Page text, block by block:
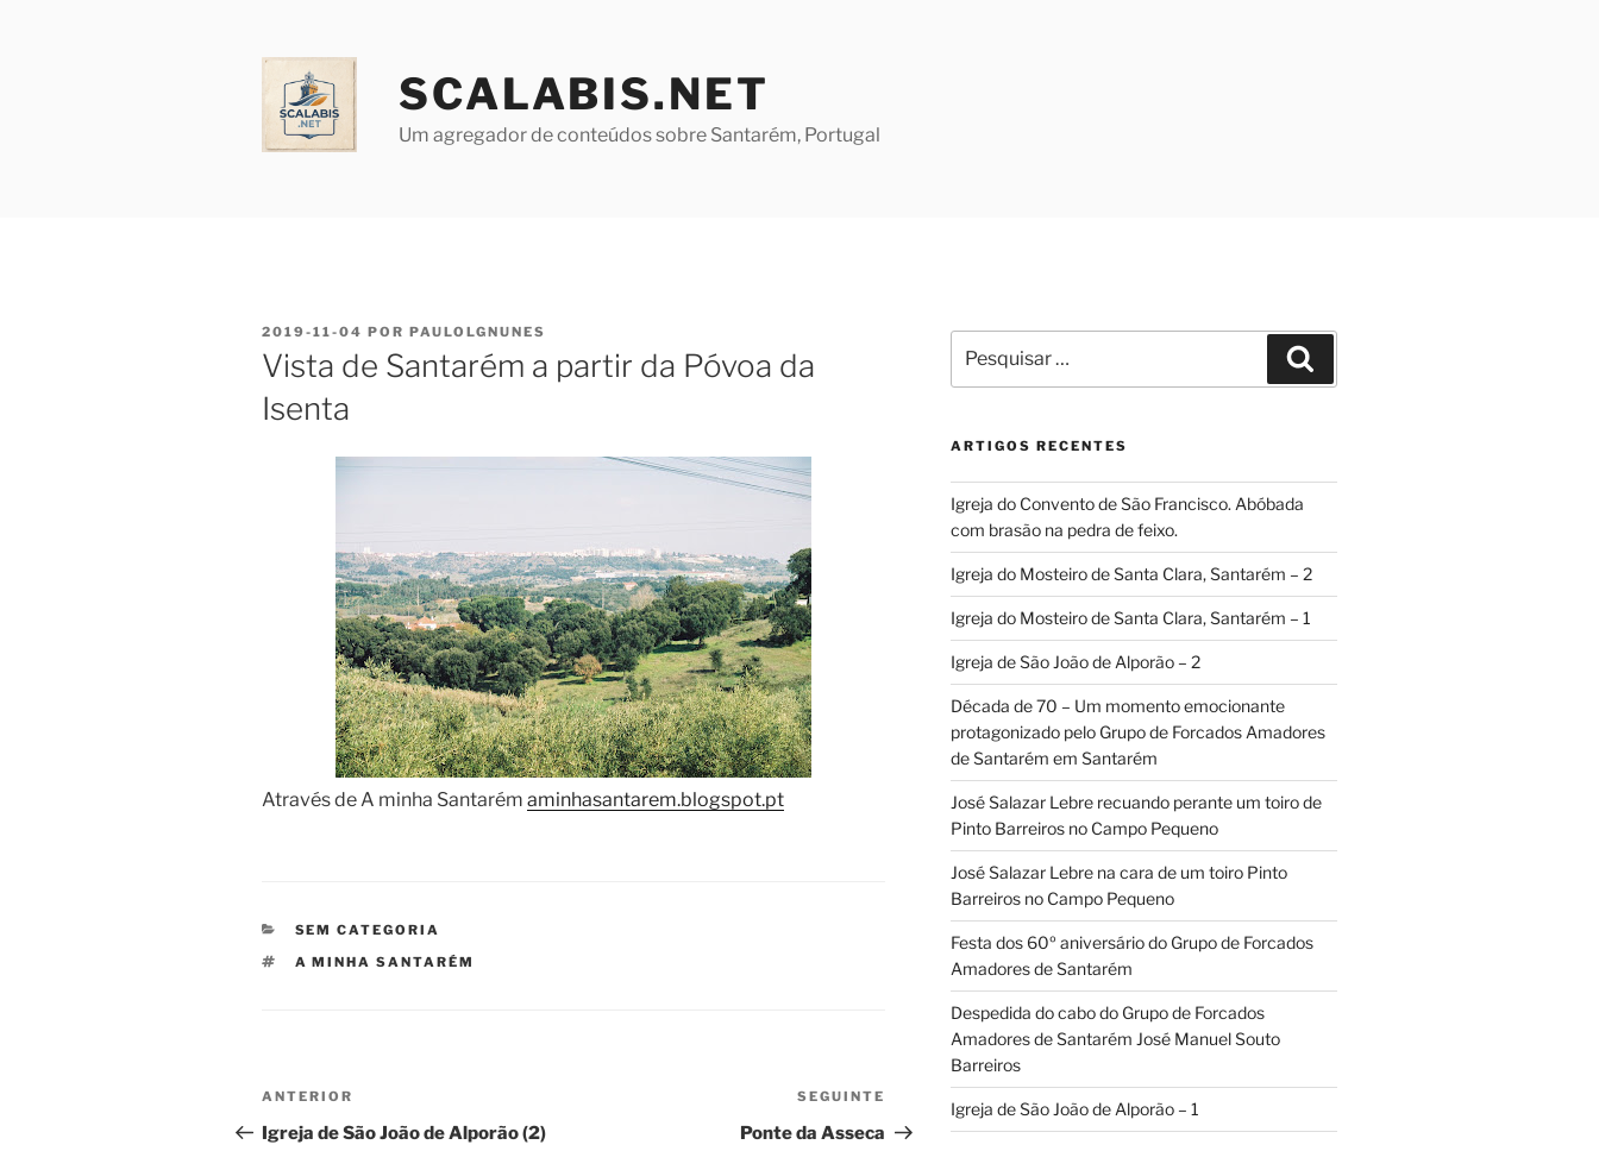
SCALABIS.NET
Um agregador de conteúdos sobre Santarém, Portugal
PUBLICADO
EM
2019-11-04 POR PAULOLGNUNES
Vista de Santarém a partir da Póvoa da
Isenta
Através de A minha Santarém aminhasantarem.blogspot.pt
CATEGORIAS
SEM CATEGORIA
ETIQUETAS
A MINHA SANTARÉM
Navegação
de
Conteúdo
anterior
ANTERIOR
Igreja de São João de Alporão (2)
Conteúdo
seguinte
SEGUINTE
Ponte da Asseca
por:
ARTIGOS RECENTES
Igreja do Convento de São Francisco. Abóbada
com brasão na pedra de feixo.
Igreja do Mosteiro de Santa Clara, Santarém – 2
Igreja do Mosteiro de Santa Clara, Santarém – 1
Igreja de São João de Alporão – 2
Década de 70 – Um momento emocionante
protagonizado pelo Grupo de Forcados Amadores
de Santarém em Santarém
José Salazar Lebre recuando perante um toiro de
Pinto Barreiros no Campo Pequeno
José Salazar Lebre na cara de um toiro Pinto
Barreiros no Campo Pequeno
Festa dos 60º aniversário do Grupo de Forcados
Amadores de Santarém
Despedida do cabo do Grupo de Forcados
Amadores de Santarém José Manuel Souto
Barreiros
Igreja de São João de Alporão – 1